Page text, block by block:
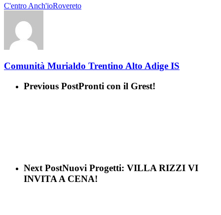
C'entro Anch'ioRovereto
Comunità Murialdo Trentino Alto Adige IS
Previous PostPronti con il Grest!
Next PostNuovi Progetti: VILLA RIZZI VI
INVITA A CENA!